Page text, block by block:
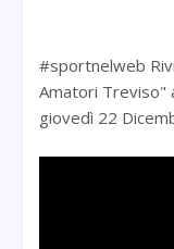
#sportnelweb
Amatori Treviso"
giovedì 22